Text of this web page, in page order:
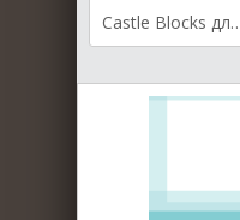
Castle Blocks для